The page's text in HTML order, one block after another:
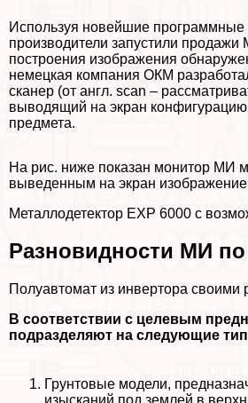
Используя новейшие программные
производители запустили
построения изображения
немецкая компания ОКМ
сканер (от англ. scan –
выводящий на экран конфигурацию
предмета.
На рис. ниже показан монитор МИ
выведенным на экран
Металлодетектор ЕХР 6000 с
Разновидности МИ
Полуавтомат из инвертора своими
В соответствии с целевым
подразделяют на следующие
Грунтовые модели,